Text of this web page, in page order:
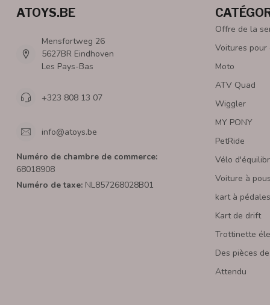
ATOYS.BE
Mensfortweg 26
5627BR Eindhoven
Les Pays-Bas
+323 808 13 07
info@atoys.be
Numéro de chambre de commerce:
68018908
Numéro de taxe: NL857268028B01
Offre de la
Voitures pour
Moto
ATV Quad
Wiggler
MY PONY
PetRide
Vélo
Voiture à
kart à pédales
Kart de drift
Trottinette
Des pièces
Attendu